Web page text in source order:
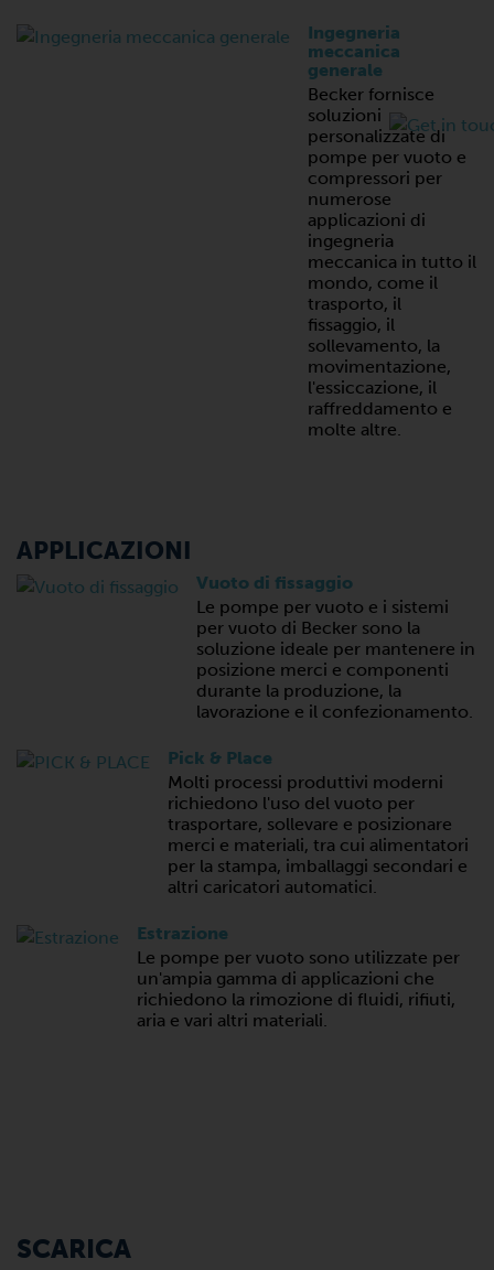
Ingegneria
meccanica
generale
Becker fornisce
soluzioni
personalizzate di
pompe per vuoto e
compressori per
numerose
applicazioni di
ingegneria
meccanica in tutto il
mondo, come il
trasporto, il
fissaggio, il
sollevamento, la
movimentazione,
l'essiccazione, il
raffreddamento e
molte altre.
APPLICAZIONI
Vuoto di fissaggio
Le pompe per vuoto e i sistemi
per vuoto di Becker sono la
soluzione ideale per mantenere in
posizione merci e componenti
durante la produzione, la
lavorazione e il confezionamento.
Pick & Place
Molti processi produttivi moderni
richiedono l'uso del vuoto per
trasportare, sollevare e posizionare
merci e materiali, tra cui alimentatori
per la stampa, imballaggi secondari e
altri caricatori automatici.
Estrazione
Le pompe per vuoto sono utilizzate per
un'ampia gamma di applicazioni che
richiedono la rimozione di fluidi, rifiuti,
aria e vari altri materiali.
SCARICA